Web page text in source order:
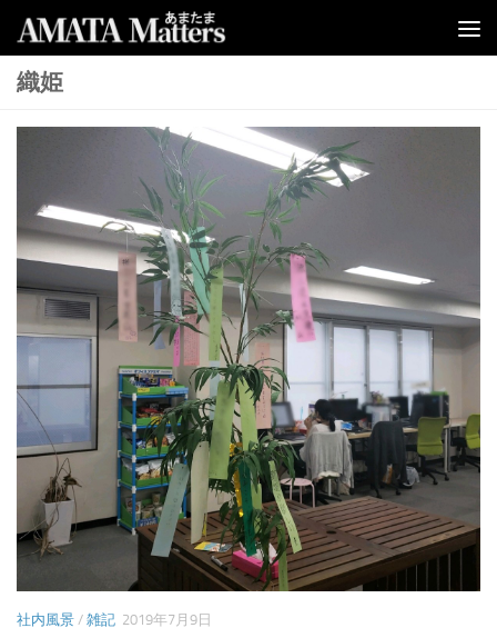
コンテンツへスキップ
織姫
社内風景 / 雑記 2019年7月9日